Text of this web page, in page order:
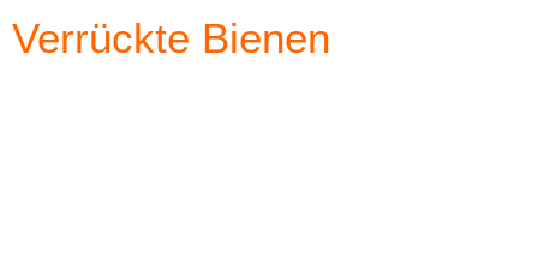
Verrückte Bienen